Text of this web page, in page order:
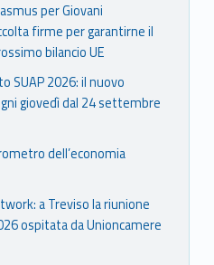
per Giovani
firme per garantirne il
bilancio UE
SUAP 2026: il nuovo
giovedì dal 24 settembre
dell’economia
a Treviso la riunione
ospitata da Unioncamere